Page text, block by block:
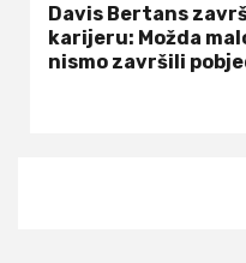
Davis Bertans
karijeru: Možda
nismo završili